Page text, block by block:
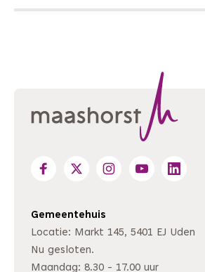
Gemeentehuis
Locatie: Markt 145, 5401 EJ Uden
Nu gesloten.
Maandag: 8.30 - 17.00 uur